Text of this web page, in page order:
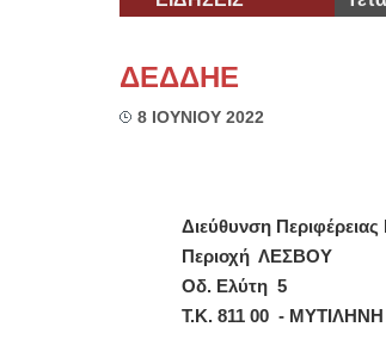
ΔΕΔΔΗΕ
8 ΙΟΥΝΙΟΥ 2022
Διεύθυνση
Περιοχή ΛΕΣΒΟΥ
Οδ. Ελύτη 5
Τ.Κ. 811 00 - ΜΥΤΙΛΗΝΗ